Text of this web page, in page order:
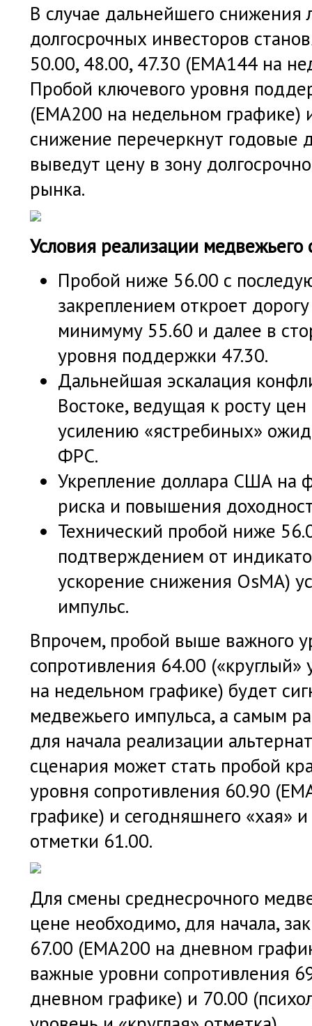
В случае дальнейшего
долгосрочных инвесторов
50.00, 48.00, 47.30 (ЕМА144 на
Пробой ключевого уровня
(ЕМА200 на недельном графике)
снижение перечеркнут годовые
выведут цену в зону
рынка.
Условия реализации медвежьего
Пробой ниже 56.00 с
закреплением откроет
минимуму 55.60 и далее в
уровня поддержки 47.30.
Дальнейшая эскалация
Востоке, ведущая к росту
усилению «ястребиных»
ФРС.
Укрепление доллара США на
риска и повышения
Технический пробой ниже
подтверждением от
ускорение снижения OsMA)
импульс.
Впрочем, пробой выше важного
сопротивления 64.00
на недельном графике) будет
медвежьего импульса, а самым
для начала реализации
сценария может стать пробой
уровня сопротивления 60.90
графике) и сегодняшнего «хая» и
отметки 61.00.
Для смены среднесрочного
цене необходимо, для начала,
67.00 (ЕМА200 на дневном
важные уровни сопротивления
дневном графике) и 70.00